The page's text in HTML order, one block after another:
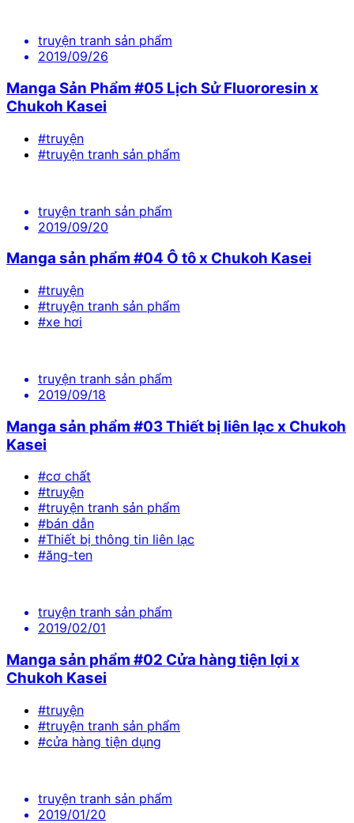
truyện tranh sản phẩm
2019/09/26
Manga Sản Phẩm #05 Lịch Sử Fluororesin x
Chukoh Kasei
#truyện
#truyện tranh sản phẩm
truyện tranh sản phẩm
2019/09/20
Manga sản phẩm #04 Ô tô x Chukoh Kasei
#truyện
#truyện tranh sản phẩm
#xe hơi
truyện tranh sản phẩm
2019/09/18
Manga sản phẩm #03 Thiết bị liên lạc x Chukoh
Kasei
#cơ chất
#truyện
#truyện tranh sản phẩm
#bán dẫn
#Thiết bị thông tin liên lạc
#ăng-ten
truyện tranh sản phẩm
2019/02/01
Manga sản phẩm #02 Cửa hàng tiện lợi x
Chukoh Kasei
#truyện
#truyện tranh sản phẩm
#cửa hàng tiện dụng
truyện tranh sản phẩm
2019/01/20